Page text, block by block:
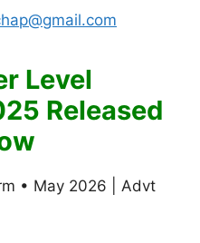
Level
Released
• May 2026 | Advt